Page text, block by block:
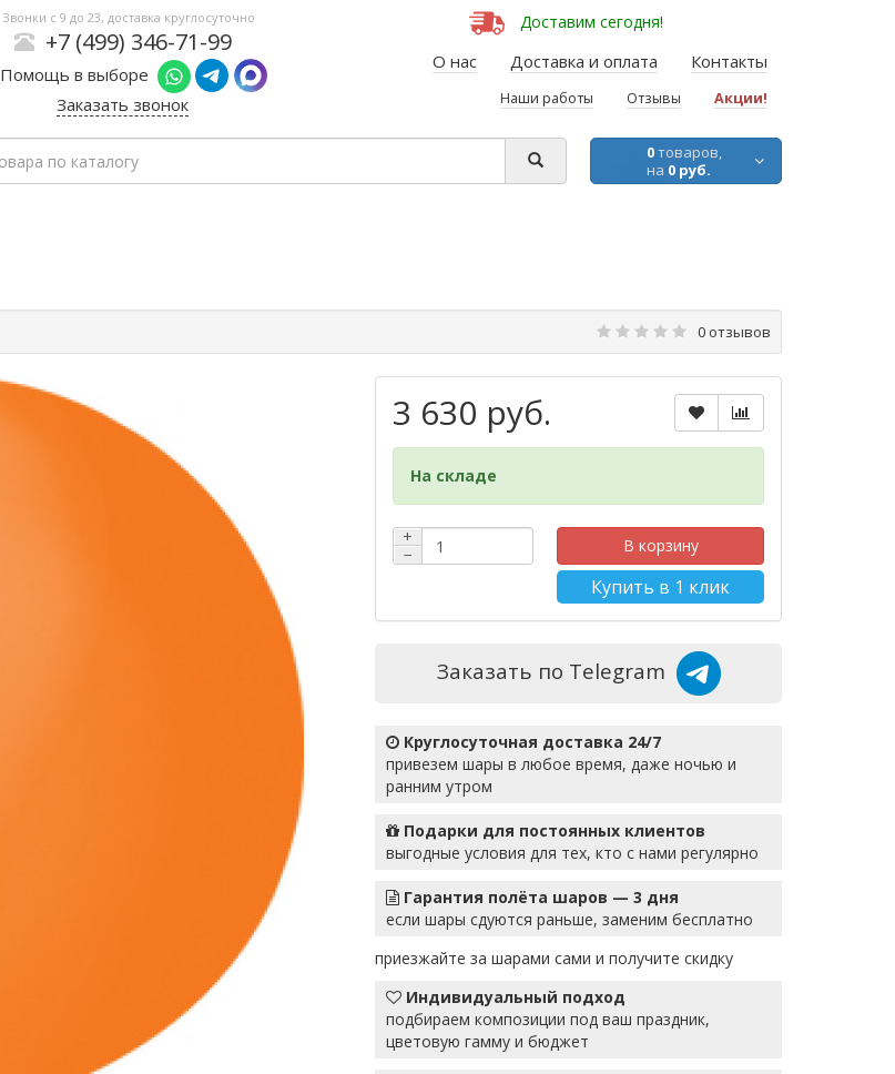
Звонки с 9 до 23, доставка круглосуточно
+7 (499) 346-71-99
Помощь в выборе
Заказать звонок
Доставим сегодня!
О нас Доставка и оплата Контакты
Наши работы Отзывы Акции!
0товаров,
на 0 руб.
0 отзывов
3 630 руб.
На складе
+
−
В корзину
Купить в 1 клик
Заказать по Telegram
Круглосуточная доставка 24/7
привезем шары в любое время, даже ночью и
ранним утром
Подарки для постоянных клиентов
выгодные условия для тех, кто с нами регулярно
Гарантия полёта шаров — 3 дня
если шары сдуются раньше, заменим бесплатно
приезжайте за шарами сами и получите скидку
Индивидуальный подход
подбираем композиции под ваш праздник,
цветовую гамму и бюджет